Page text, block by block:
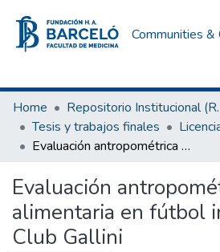
Communities &
Home
Repositorio Institucional
Tesis y trabajos finales
Evaluación antropométrica e ingesta alimentaria en fútbol infantil del Club Gallini
Evaluación
alimentaria en fútbol
Club Gallini